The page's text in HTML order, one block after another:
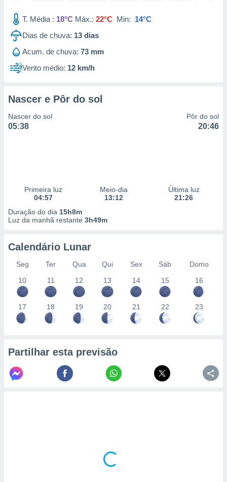
utilizar
criar
medir
da
medir o
fontes,
e melhorar
dados
T. Média : 18°C Máx.: 22°C Min: 14°C
Dias de chuva: 13 dias
Acum. de chuva: 73 mm
Vento médio: 12 km/h
Nascer e Pôr do sol
Nascer do sol
05:38
Pôr do sol
20:46
Primeira luz
04:57
Meio-dia
13:12
Última luz
21:26
Duração do dia 15h8m
Luz da manhã restante 3h49m
Calendário Lunar
Seg Ter Qua Qui Sex Sáb
Domo
10
11 12 13 14 15 16
17 18 19 20 21 22 23
Partilhar esta previsão